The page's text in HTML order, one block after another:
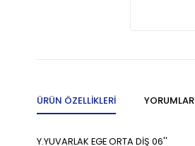
ÜRÜN ÖZELLIKLERI YORUMLAR
Y.YUVARLAK EGE ORTA DİŞ 06''